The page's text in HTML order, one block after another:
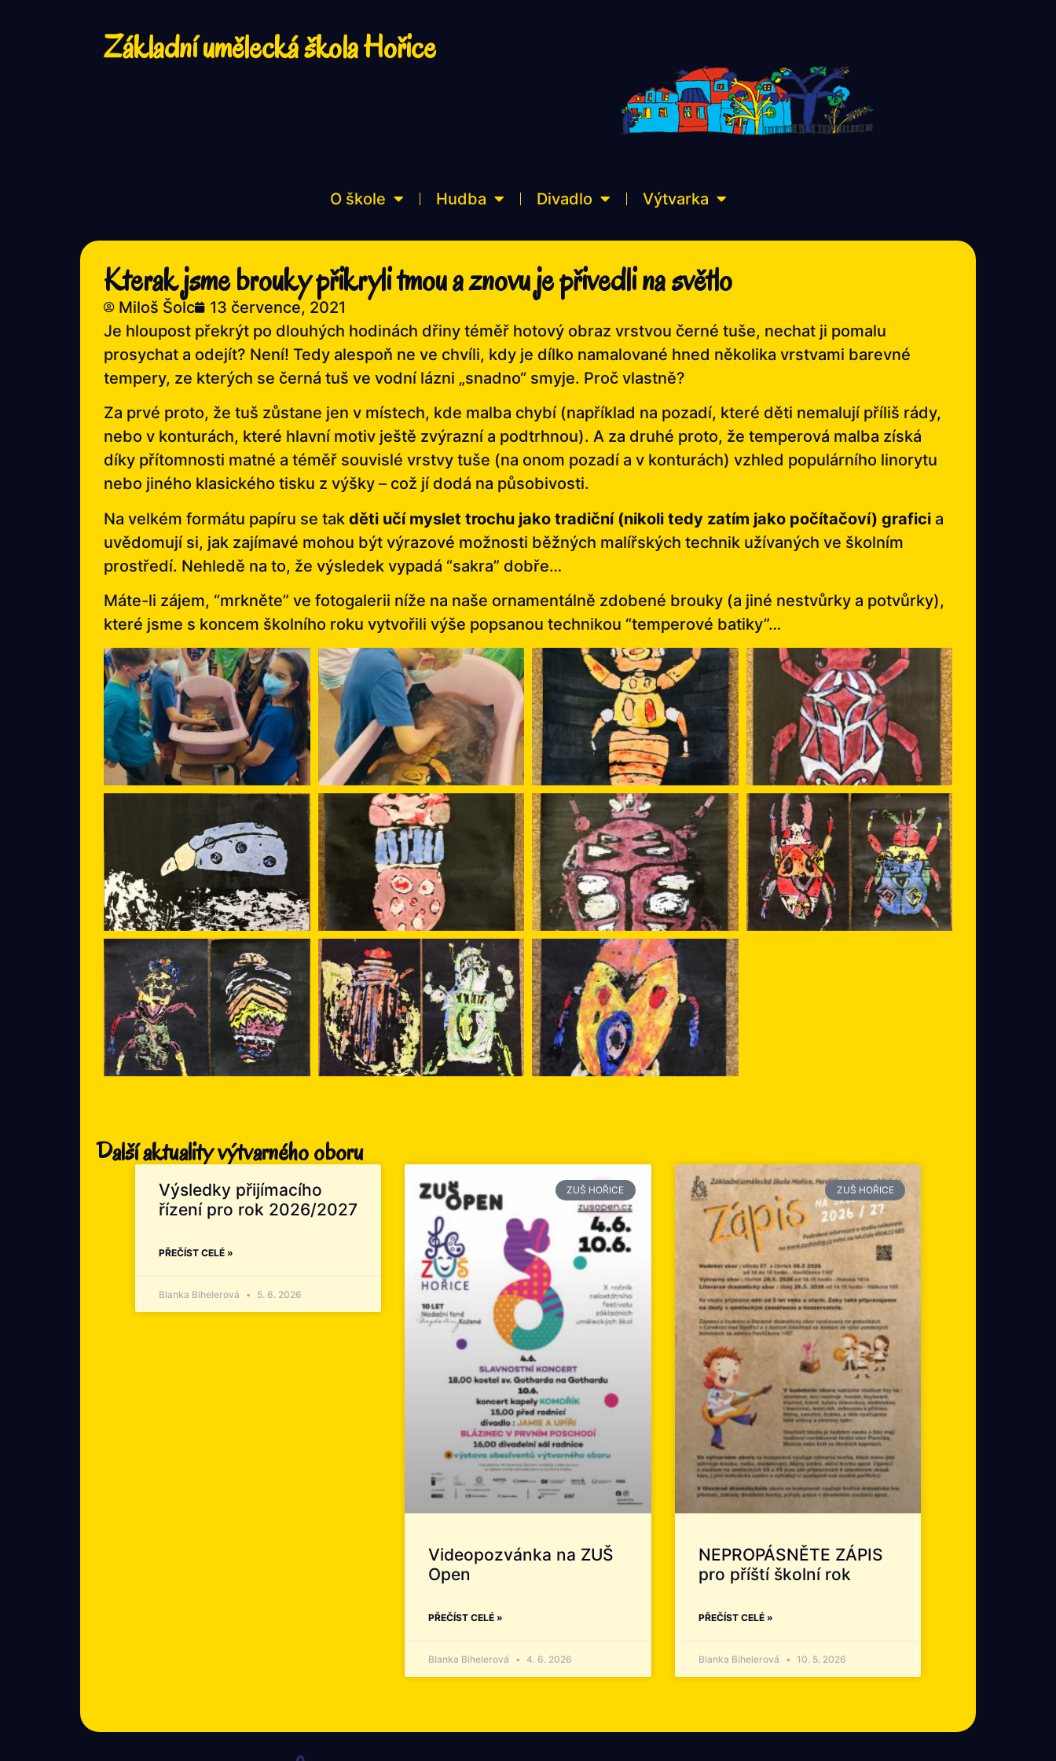
Základní umělecká škola Hořice
O škole Hudba Divadlo Výtvarka
Kterak jsme brouky přikryli tmou a znovu je přivedli na světlo
Miloš Šolc
13 července, 2021
Je hloupost překrýt po dlouhých hodinách dřiny téměř hotový obraz vrstvou černé tuše, nechat ji pomalu
prosychat a odejít? Není! Tedy alespoň ne ve chvíli, kdy je dílko namalované hned několika vrstvami barevné
tempery, ze kterých se černá tuš ve vodní lázni „snadno“ smyje. Proč vlastně?
Za prvé proto, že tuš zůstane jen v místech, kde malba chybí (například na pozadí, které děti nemalují příliš rády,
nebo v konturách, které hlavní motiv ještě zvýrazní a podtrhnou). A za druhé proto, že temperová malba získá
díky přítomnosti matné a téměř souvislé vrstvy tuše (na onom pozadí a v konturách) vzhled populárního linorytu
nebo jiného klasického tisku z výšky – což jí dodá na působivosti.
Na velkém formátu papíru se tak děti učí myslet trochu jako tradiční (nikoli tedy zatím jako počítačoví) grafici a
uvědomují si, jak zajímavé mohou být výrazové možnosti běžných malířských technik užívaných ve školním
prostředí. Nehledě na to, že výsledek vypadá “sakra” dobře…
Máte-li zájem, “mrkněte” ve fotogalerii níže na naše ornamentálně zdobené brouky (a jiné nestvůrky a potvůrky),
které jsme s koncem školního roku vytvořili výše popsanou technikou “temperové batiky”…
Další aktuality výtvarného oboru
Výsledky přijímacího
řízení pro rok 2026/2027
PŘEČÍST CELÉ »
Blanka Bihelerová 5. 6. 2026
ZUŠ HOŘICE
Videopozvánka na ZUŠ
Open
PŘEČÍST CELÉ »
Blanka Bihelerová 4. 6. 2026
ZUŠ HOŘICE
NEPROPÁSNĚTE ZÁPIS
pro příští školní rok
PŘEČÍST CELÉ »
Blanka Bihelerová 10. 5. 2026